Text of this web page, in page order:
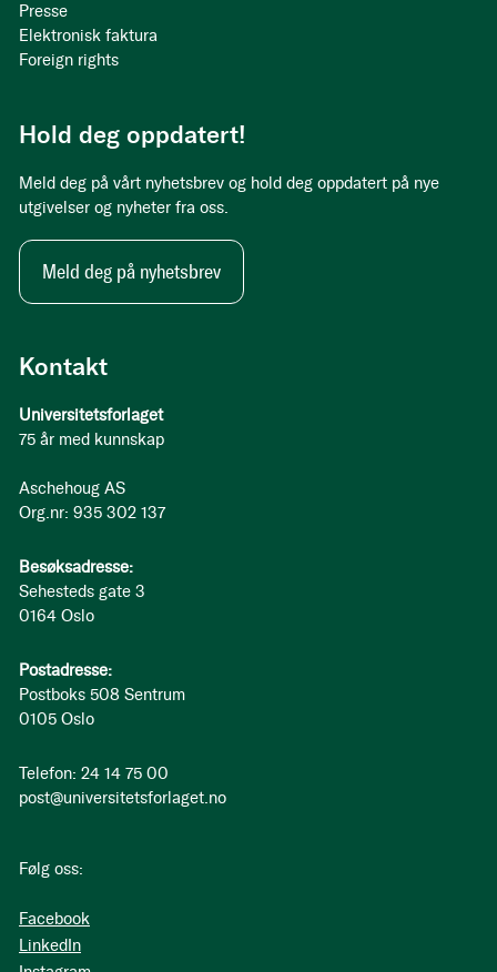
Kontakt
Universitetsforlaget
75 år med kunnskap
Aschehoug AS
Org.nr: 935 302 137
Besøksadresse:
Sehesteds gate 3
0164 Oslo
Postadresse:
Postboks 508 Sentrum
0105 Oslo
Telefon: 24 14 75 00
post@universitetsforlaget.no
Følg oss:
Facebook
LinkedIn
Presse
Elektronisk faktura
Foreign rights
Hold deg oppdatert!
Meld deg på vårt nyhetsbrev og hold deg oppdatert på nye
utgivelser og nyheter fra oss.
Meld deg på nyhetsbrev